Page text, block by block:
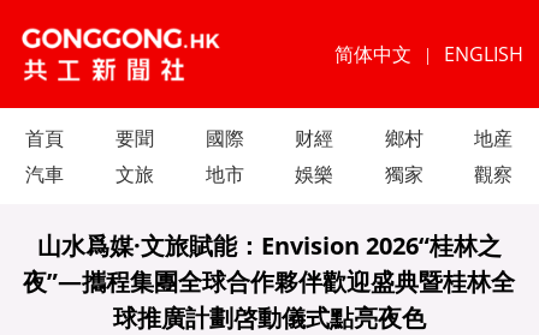
简体中文 | ENGLISH
首頁 要聞 國際 财經 鄉村
地産
汽車
文旅 地市 娛樂 獨家 觀察
山水爲媒·文旅賦能：Envision 2026“桂林之
夜”—攜程集團全球合作夥伴歡迎盛典暨桂林全
球推廣計劃啓動儀式點亮夜色